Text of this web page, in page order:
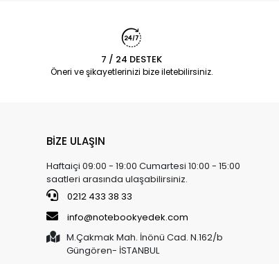
7 / 24 DESTEK
Öneri ve şikayetlerinizi bize iletebilirsiniz.
BİZE ULAŞIN
Haftaiçi 09:00 - 19:00 Cumartesi 10:00 - 15:00
saatleri arasında ulaşabilirsiniz.
0212 433 38 33
info@notebookyedek.com
M.Çakmak Mah. İnönü Cad. N.162/b
Güngören- İSTANBUL